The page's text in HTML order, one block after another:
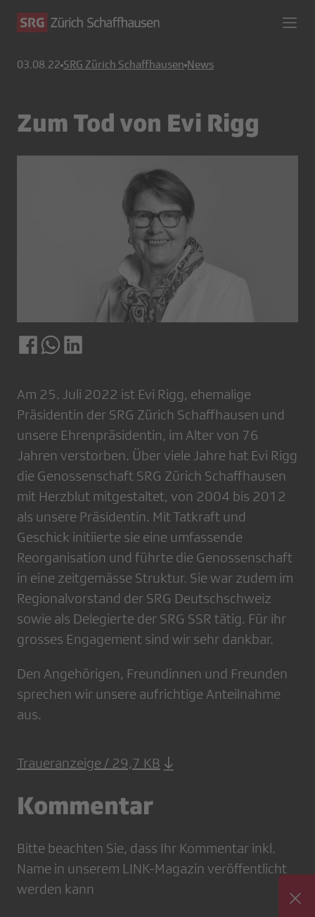
03.08.22 SRG Zürich Schaffhausen News
Zum Tod von Evi Rigg
Am 25. Juli 2022 ist Evi Rigg, ehemalige
Präsidentin der SRG Zürich Schaffhausen und
unsere Ehrenpräsidentin, im Alter von 76
Jahren verstorben. Über viele Jahre hat Evi Rigg
die Genossenschaft SRG Zürich Schaffhausen
mit Herzblut mitgestaltet, von 2004 bis 2012
als unsere Präsidentin. Mit Tatkraft und
Geschick initiierte sie eine umfassende
Reorganisation und führte die Genossenschaft
in eine zeitgemässe Struktur. Sie war zudem im
Regionalvorstand der SRG Deutschschweiz
sowie als Delegierte der SRG SSR tätig. Für ihr
grosses Engagement sind wir sehr dankbar.
Den Angehörigen, Freundinnen und Freunden
sprechen wir unsere aufrichtige Anteilnahme
aus.
Traueranzeige / 29,7 KB
Kommentar
Bitte beachten Sie, dass Ihr Kommentar inkl.
Name in unserem LINK-Magazin veröffentlicht
werden kann